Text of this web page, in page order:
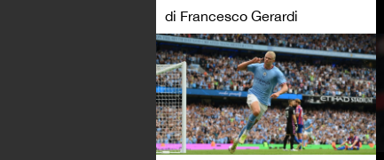
di Francesco Gerardi